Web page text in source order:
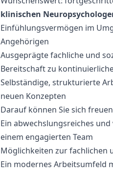
klinischen
Einfühlungsvermögen im
Angehörigen
Ausgeprägte fachliche und
Bereitschaft zu
Selbständige, strukturierte
neuen Konzepten
Darauf können Sie sich
Ein abwechslungsreiches
einem engagierten Team
Möglichkeiten zur fachlichen
Ein modernes Arbeitsumfeld